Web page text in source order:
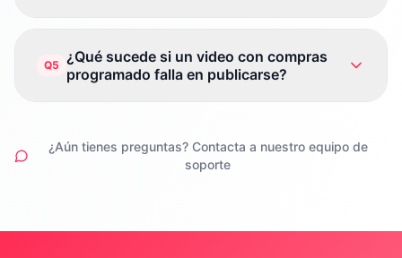
Q5 ¿Qué sucede si un video con compras
programado falla en publicarse?
¿Aún tienes preguntas? Contacta a nuestro equipo de
soporte